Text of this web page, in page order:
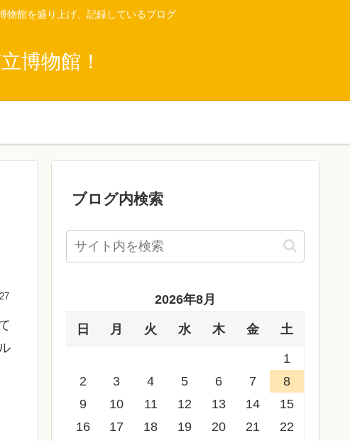
物館を盛り上げ、記録しているブログ
博物館！
ブログ内検索
2026年8月
日 月 火 水 木 金 土
1
2
3 4 5 6 7
8
9
10 11 12 13 14
15
16
17 18 19 20 21
22